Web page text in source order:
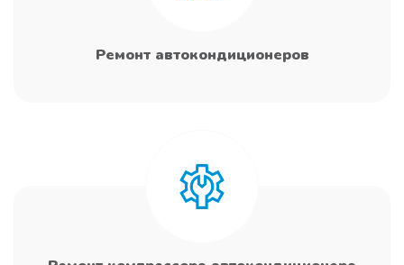
Ремонт автокондиционеров